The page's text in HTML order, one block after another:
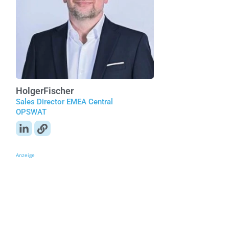
HolgerFischer
Sales Director EMEA Central
OPSWAT
Anzeige